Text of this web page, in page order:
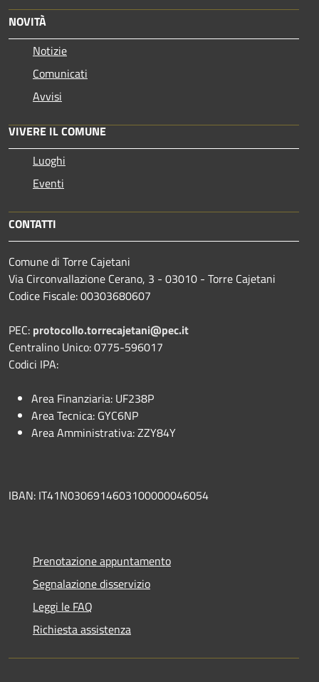
NOVITÀ
Notizie
Comunicati
Avvisi
VIVERE IL COMUNE
Luoghi
Eventi
CONTATTI
Comune di Torre Cajetani
Via Circonvallazione Cerano, 3 - 03010 - Torre Cajetani
Codice Fiscale: 00303680607
PEC: protocollo.torrecajetani@pec.it
Centralino Unico: 0775-596017
Codici IPA:
Area Finanziaria: UF238P
Area Tecnica: GYC6NP
Area Amministrativa: ZZY84Y
IBAN: IT41N0306914603100000046054
Prenotazione appuntamento
Segnalazione disservizio
Leggi le FAQ
Richiesta assistenza